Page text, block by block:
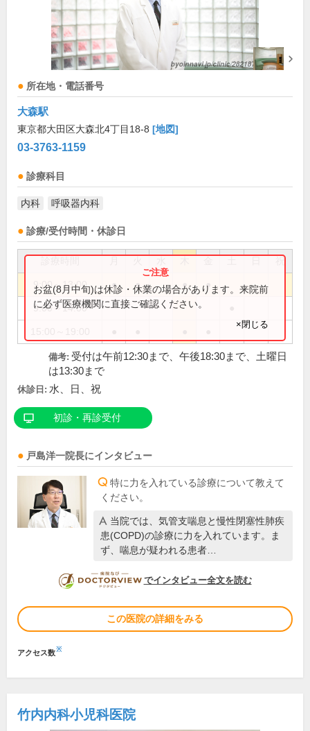
所在地・電話番号
大森駅
東京都大田区大森北4丁目18-8 [地図]
03-3763-1159
診療科目
内科 呼吸器内科
診療/受付時間・休診日
祝
9:00～13:00 ● ● ● ●
9:00～14:00
お盆(8月中旬)は休診・休業の場合があります。来院前
に必ず医療機関に直接ご確認ください。
×閉じる
備考: 受付は午前12:30まで、午後18:30まで、土曜日
は13:30まで
休診日: 水、日、祝
初診・再診受付
戸島洋一院長にインタビュー
特に力を入れている診療について教えて
ください。
当院では、気管支喘息と慢性閉塞性肺疾
患(COPD)の診療に力を入れています。ま
ず、喘息が疑われる患者…
DOCTORVIEW
でインタビュー全文を読む
この医院の詳細をみる
アクセス数※
竹内内科小児科医院